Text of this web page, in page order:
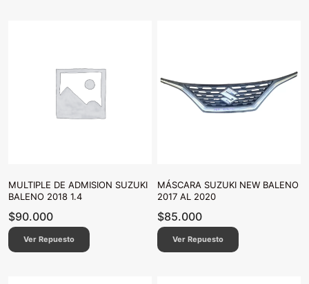
MULTIPLE DE ADMISION SUZUKI
BALENO 2018 1.4
$90.000
Ver Repuesto
MÁSCARA SUZUKI NEW BALENO
2017 AL 2020
$85.000
Ver Repuesto